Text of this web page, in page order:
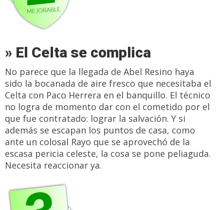
» El Celta se complica
No parece que la llegada de Abel Resino haya
sido la bocanada de aire fresco que necesitaba el
Celta con Paco Herrera en el banquillo. El técnico
no logra de momento dar con el cometido por el
que fue contratado: lograr la salvación. Y si
además se escapan los puntos de casa, como
ante un colosal Rayo que se aprovechó de la
escasa pericia celeste, la cosa se pone peliaguda.
Necesita reaccionar ya.